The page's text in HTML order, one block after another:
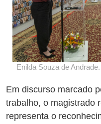
Enilda Souza de Andrade.
Em discurso marcado
trabalho, o magistrado
representa o